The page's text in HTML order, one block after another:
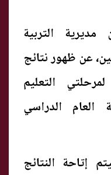
التربية
عن ظهور نتائج
التعليم
العام الدراسي
إتاحة النتائج